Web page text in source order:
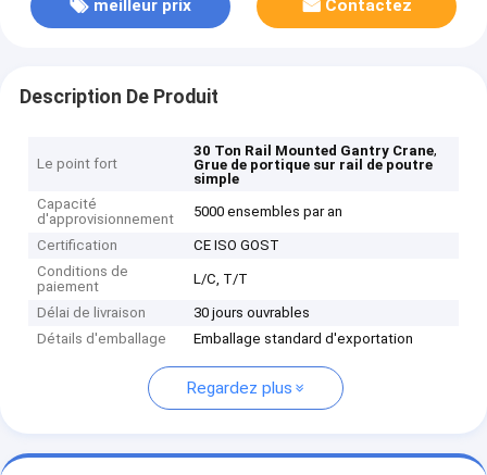
meilleur prix Contactez
Description De Produit
Le point fort
30 Ton Rail Mounted Gantry Crane,
Grue de portique sur rail de poutre
simple
Capacité
d'approvisionnement
5000 ensembles par an
Certification
CE ISO GOST
Conditions de
paiement
L/C, T/T
Délai de livraison
30 jours ouvrables
Détails d'emballage
Emballage standard d'exportation
Regardez plus